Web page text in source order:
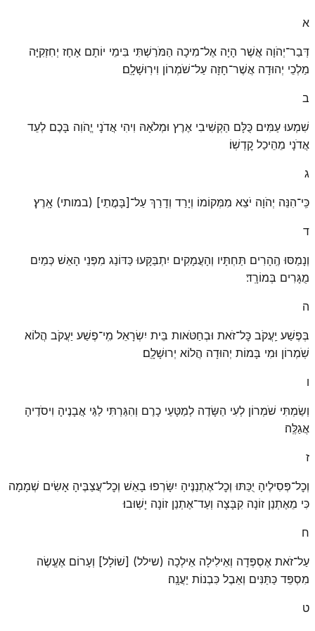
א
דְּבַר־יְהֹוָה אֲשֶׁר הָיָה אֶל־מִיכָה הַמֹּרַשְׁתִּי בִּימֵי יוֹתָם אָחָז יְחִזְקִיָּה
מַלְכֵי יְהוּדָה אֲשֶׁר־חָזָה עַל־שֹׁמְרוֹן וִירֽוּשָׁלָֽ͏ִם׃
ב
שִׁמְעוּ עַמִּים כֻּלָּם הַקְשִׁיבִי אֶרֶץ וּמְלֹאָהּ וִיהִי אֲדֹנָי יֱהֹוִה בָּכֶם לְעֵד
אֲדֹנָי מֵהֵיכַל קׇדְשֽׁוֹ׃
ג
כִּֽי־הִנֵּה יְהֹוָה יֹצֵא מִמְּקוֹמוֹ וְיָרַד וְדָרַךְ עַל־[בָּמֳתֵי] (במותי) אָֽרֶץ׃
ד
וְנָמַסּוּ הֶֽהָרִים תַּחְתָּיו וְהָעֲמָקִים יִתְבַּקָּעוּ כַּדּוֹנַג מִפְּנֵי הָאֵשׁ כְּמַיִם
מֻגָּרִים בְּמוֹרָֽד׃
ה
בְּפֶשַׁע יַֽעֲקֹב כׇּל־זֹאת וּבְחַטֹּאות בֵּית יִשְׂרָאֵל מִֽי־פֶשַׁע יַעֲקֹב הֲלוֹא
שֹֽׁמְרוֹן וּמִי בָּמוֹת יְהוּדָה הֲלוֹא יְרוּשָׁלָֽ͏ִם׃
ו
וְשַׂמְתִּי שֹׁמְרוֹן לְעִי הַשָּׂדֶה לְמַטָּעֵי כָרֶם וְהִגַּרְתִּי לַגַּי אֲבָנֶיהָ וִיסֹדֶיהָ
אֲגַלֶּֽה׃
ז
וְכׇל־פְּסִילֶיהָ יֻכַּתּוּ וְכׇל־אֶתְנַנֶּיהָ יִשָּׂרְפוּ בָאֵשׁ וְכׇל־עֲצַבֶּיהָ אָשִׂים שְׁמָמָה
כִּי מֵאֶתְנַן זוֹנָה קִבָּצָה וְעַד־אֶתְנַן זוֹנָה יָשֽׁוּבוּ׃
ח
עַל־זֹאת אֶסְפְּדָה וְאֵילִילָה אֵילְכָה (שילל) [שׁוֹלָל] וְעָרוֹם אֶעֱשֶׂה
מִסְפֵּד כַּתַּנִּים וְאֵבֶל כִּבְנוֹת יַעֲנָֽה׃
ט